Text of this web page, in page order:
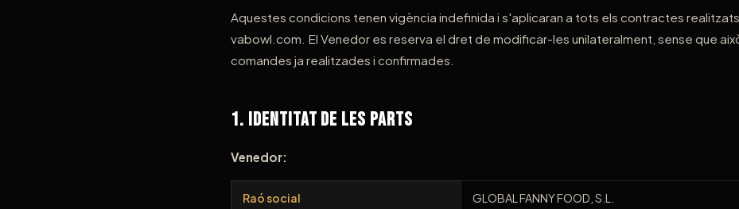
Aquestes condicions tenen vigència indefinida i s'aplicaran a tots els contractes
vabowl.com. El Venedor es reserva el dret de modificar-les unilateralment, sense que
comandes ja realitzades i confirmades.
1. Identitat de les Parts
Venedor:
Raó social GLOBAL FANNY FOOD, S.L.